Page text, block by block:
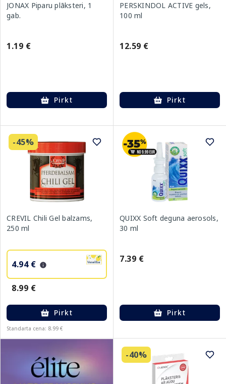
JONAX Piparu plāksteri, 1
gab.
1.19 €
Pirkt
PERSKINDOL ACTIVE gels,
100 ml
12.59 €
Pirkt
-45%
CREVIL Chili Gel balzams,
250 ml
4.94 €
8.99 €
Pirkt
Standarta cena: 8.99 €
QUIXX Soft deguna aerosols,
30 ml
7.39 €
Pirkt
-40%